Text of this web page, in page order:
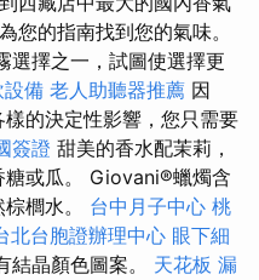
您的指南找到您的氣味。
選擇之一，試圖使選擇更
設備 老人助聽器推薦 因
的決定性影響，您只需要
簽證 甜美的香水配茉莉，
糖或瓜。 Giovani®蠟燭含
櫚水。 台中月子中心 桃
北台胞證辦理中心 眼下細
結晶顏色圖案。 天花板 漏